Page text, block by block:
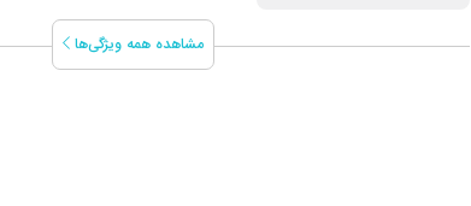
مشاهده همه ویژگی‌ها